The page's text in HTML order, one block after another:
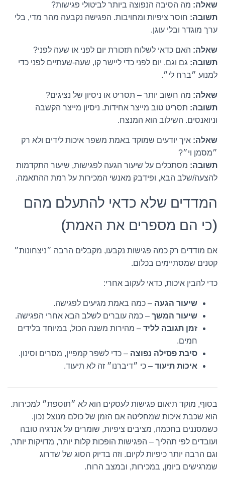
שאלה: מה הסיבה הנפוצה ביותר לביטולי פגישות?
תשובה: חוסר ציפיות ומחויבות. הפגישה נקבעה מהר מדי, בלי
ערך מוגדר ובלי עוגן.
שאלה: האם כדאי לשלוח תזכורת יום לפני או שעה לפני?
תשובה: גם וגם. יום לפני כדי ליישר קו, שעה-שעתיים לפני כדי
למנוע ״ברח לי״.
שאלה: מה חשוב יותר – תסריט או ניסיון של נציגים?
תשובה: תסריט טוב מייצר אחידות. ניסיון מייצר הקשבה
וניואנסים. השילוב הוא המנצח.
שאלה: איך יודעים שמוקד באמת משפר איכות לידים ולא רק
״מסמן וי״?
תשובה: מסתכלים על שיעור הגעה לפגישות, שיעור התקדמות
להצעה/שלב הבא, ופידבק מאנשי המכירות על רמת ההתאמה.
המדדים שלא כדאי להתעלם מהם
(כי הם מספרים את האמת)
אם מודדים רק כמה פגישות נקבעו, מקבלים הרבה ״ניצחונות״
קטנים שמסתיימים בכלום.
כדי להבין איכות, כדאי לעקוב אחרי:
שיעור הגעה – כמה באמת מגיעים לפגישה.
שיעור המשך – כמה עוברים לשלב הבא אחרי הפגישה.
זמן תגובה לליד – מהירות משנה הכול, במיוחד בלידים
חמים.
סיבת פסילה נפוצה – כדי לשפר קמפיין, מסרים וסינון.
איכות תיעוד – כי ״דיברנו״ זה לא תיעוד.
בסוף, מוקד תיאום פגישות לעסקים הוא לא ״תוספת״ למכירות.
הוא שכבת איכות שמחליטה אם הזמן של כולם מנוצל נכון.
כשמסננים בחכמה, מציבים ציפיות, שומרים על אנרגיה טובה
ועובדים לפי תהליך – הפגישות הופכות קלות יותר, מדויקות יותר,
וגם הרבה יותר כיפיות לקיום. וזה בדיוק הסוג של שדרוג
שמרגישים ביומן, במכירות, ובמצב הרוח.